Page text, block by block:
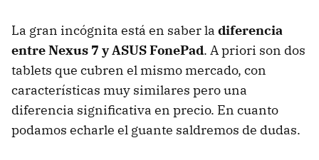
La gran incógnita está en saber la diferencia
entre Nexus 7 y ASUS FonePad. A priori son dos
tablets que cubren el mismo mercado, con
características muy similares pero una
diferencia significativa en precio. En cuanto
podamos echarle el guante saldremos de dudas.